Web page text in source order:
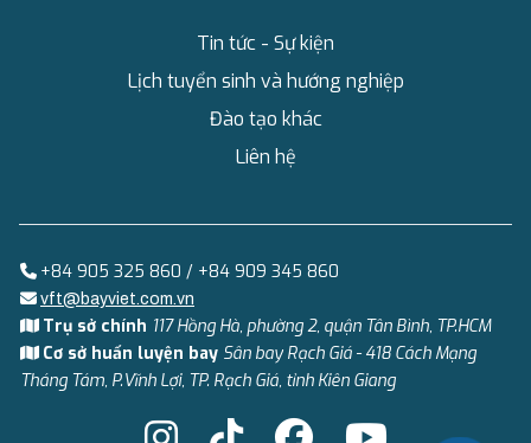
Tin tức - Sự kiện
Lịch tuyển sinh và hướng nghiệp
Đào tạo khác
Liên hệ
+84 905 325 860 / +84 909 345 860
vft@bayviet.com.vn
Trụ sở chính 117 Hồng Hà, phường 2, quận Tân Bình, TP.HCM
Cơ sở huấn luyện bay Sân bay Rạch Giá - 418 Cách Mạng
Tháng Tám, P.Vĩnh Lợi, TP. Rạch Giá, tỉnh Kiên Giang